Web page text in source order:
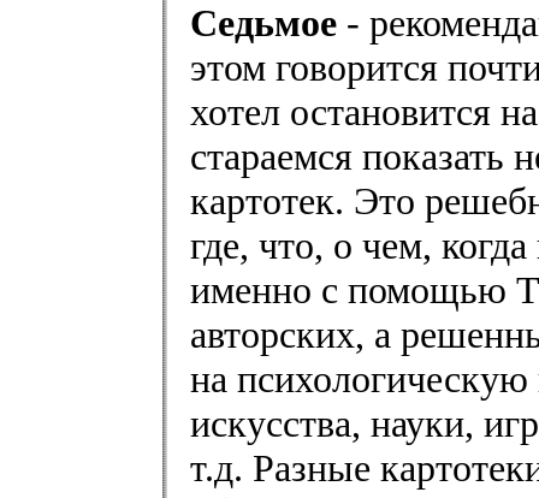
Седьмое -
этом говорится
хотел остановится
стараемся показать
картотек. Это
где, что, о чем,
именно с помощью
авторских, а
на психологическую
искусства, науки,
т.д. Разные